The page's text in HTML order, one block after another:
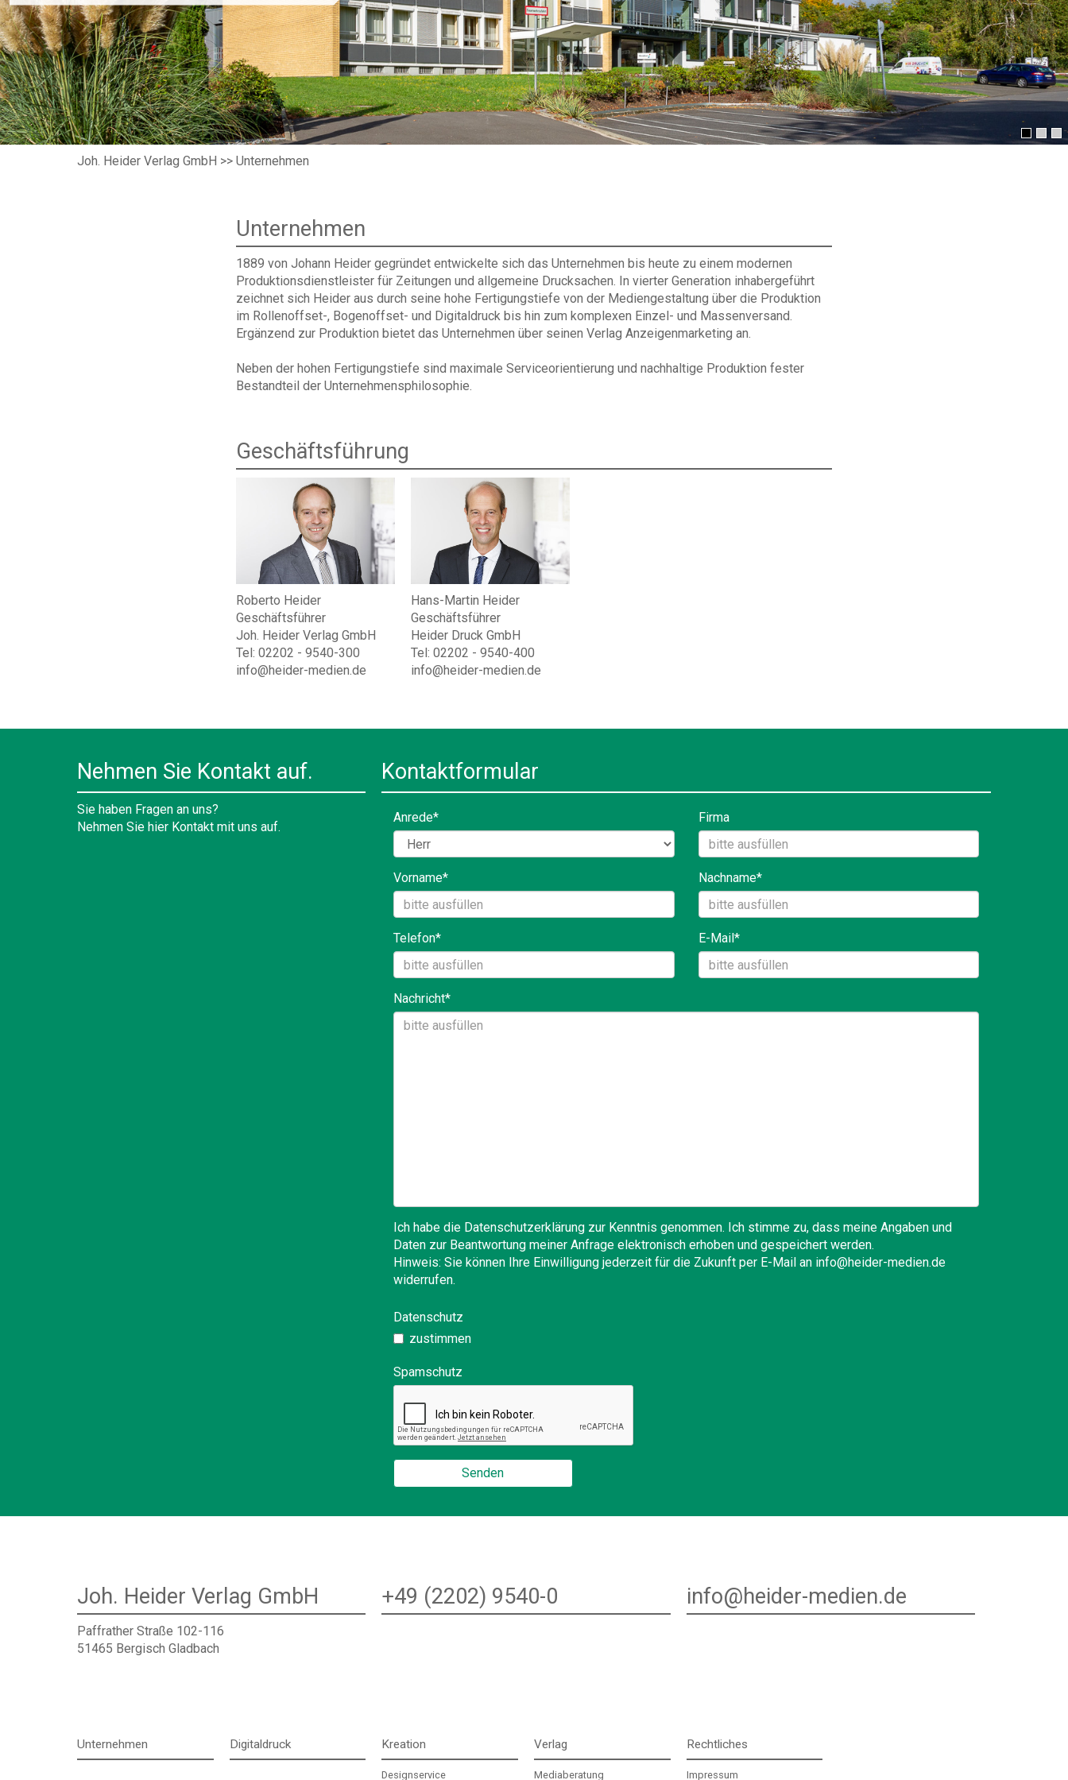
Joh. Heider Verlag GmbH >> Unternehmen
Unternehmen
1889 von Johann Heider gegründet entwickelte sich das Unternehmen bis heute zu einem modernen
Produktionsdienstleister für Zeitungen und allgemeine Drucksachen. In vierter Generation inhabergeführt
zeichnet sich Heider aus durch seine hohe Fertigungstiefe von der Mediengestaltung über die Produktion
im Rollenoffset-, Bogenoffset- und Digitaldruck bis hin zum komplexen Einzel- und Massenversand.
Ergänzend zur Produktion bietet das Unternehmen über seinen Verlag Anzeigenmarketing an.
Neben der hohen Fertigungstiefe sind maximale Serviceorientierung und nachhaltige Produktion fester
Bestandteil der Unternehmensphilosophie.
Geschäftsführung
Roberto Heider
Geschäftsführer
Joh. Heider Verlag GmbH
Tel: 02202 - 9540-300
info@heider-medien.de
Hans-Martin Heider
Geschäftsführer
Heider Druck GmbH
Tel: 02202 - 9540-400
info@heider-medien.de
Nehmen Sie Kontakt auf.
Sie haben Fragen an uns?
Nehmen Sie hier Kontakt mit uns auf.
Kontaktformular
Joh. Heider Verlag GmbH
Paffrather Straße 102-116
51465 Bergisch Gladbach
+49 (2202) 9540-0 info@heider-medien.de
Unternehmen Digitaldruck Kreation
Designservice
Verlag
Mediaberatung
Rechtliches
Impressum